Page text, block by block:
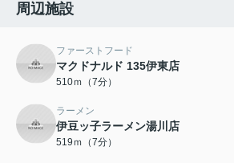
周辺施設
ファーストフード
マクドナルド 135伊東店
510ｍ（7分）
ラーメン
伊豆ッ子ラーメン湯川店
519ｍ（7分）